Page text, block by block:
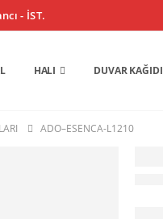
- İST.
HALI DUVAR KAĞIDI
ADO–ESENCA-L1210